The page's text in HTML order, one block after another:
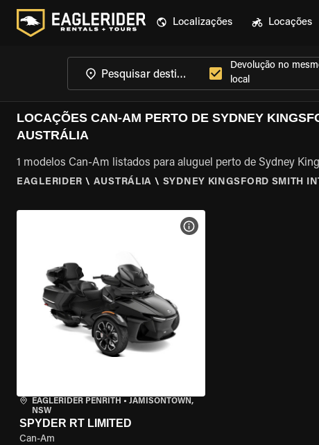
Localizações Locações
Devolução no
local
LOCAÇÕES CAN-AM PERTO DE SYDNEY
AUSTRÁLIA
1 modelos Can-Am listados para aluguel perto de Sydney
EAGLERIDER \ AUSTRÁLIA \ SYDNEY KINGSFORD SMITH
EAGLERIDER PENRITH • JAMISONTOWN,
NSW
SPYDER RT LIMITED
Can-Am
VER ESPECIFICAÇÕES DA